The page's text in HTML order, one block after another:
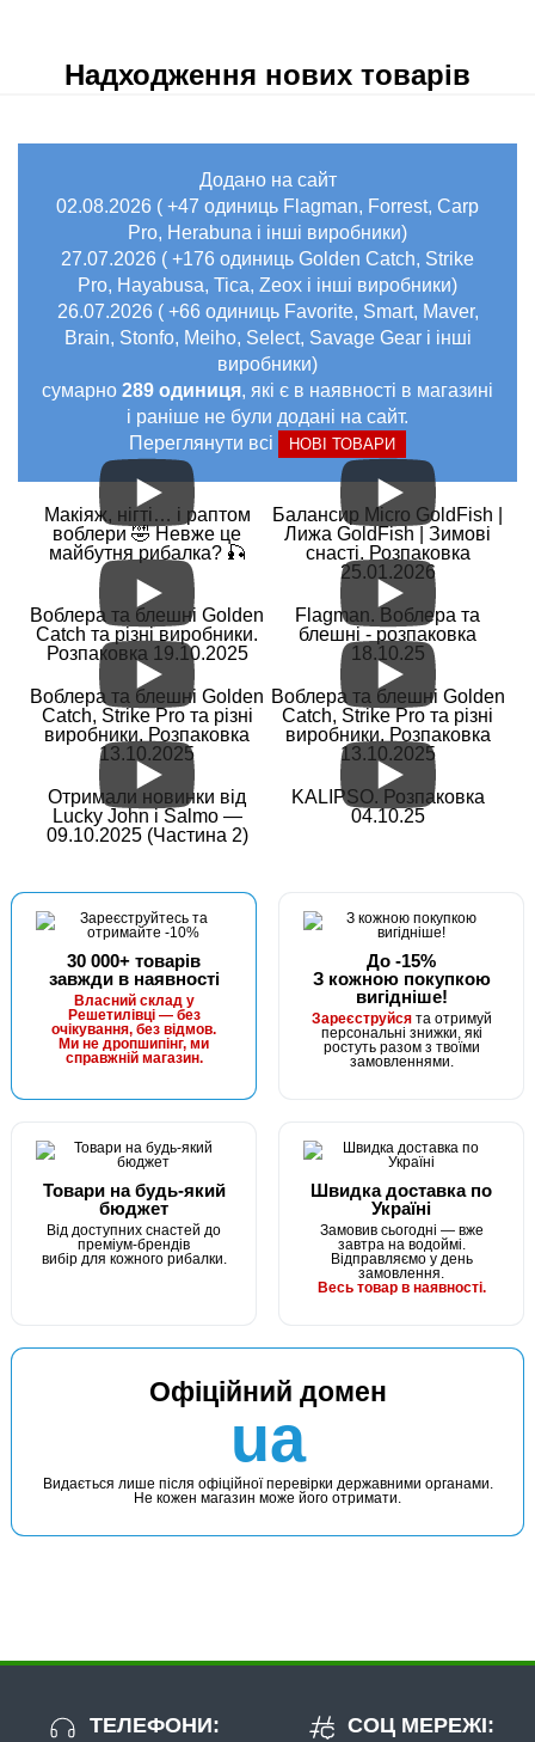
Надходження нових товарів
Додано на сайт
02.08.2026 ( +47 одиниць Flagman, Forrest, Carp
Pro, Herabuna і інші виробники)
27.07.2026 ( +176 одиниць Golden Catch, Strike
Pro, Hayabusa, Tica, Zeox і інші виробники)
26.07.2026 ( +66 одиниць Favorite, Smart, Maver,
Brain, Stonfo, Meiho, Select, Savage Gear і інші
виробники)
сумарно 289 одиниця, які є в наявності в магазині
і раніше не були додані на сайт.
Переглянути всі
НОВІ ТОВАРИ
Макіяж, нігті… і раптом
воблери 🤣 Невже це
майбутня рибалка? 🎣
Балансир Micro GoldFish |
Лижа GoldFish | Зимові
снасті. Розпаковка
25.01.2026
Воблера та блешні Golden
Catch та різні виробники.
Розпаковка 19.10.2025
Flagman. Воблера та
блешні - розпаковка
18.10.25
Воблера та блешні Golden
Catch, Strike Pro та різні
виробники. Розпаковка
13.10.2025
Воблера та блешні Golden
Catch, Strike Pro та різні
виробники. Розпаковка
13.10.2025
Отримали новинки від
Lucky John і Salmo —
09.10.2025 (Частина 2)
KALIPSO. Розпаковка
04.10.25
30 000+ товарів
завжди в наявності
Власний склад у
Решетилівці — без
очікування, без відмов.
Ми не дропшипінг, ми
справжній магазин.
До -15%
З кожною покупкою
вигідніше!
Зареєструйсята отримуй
персональні знижки, які
ростуть разом з твоїми
замовленнями.
Товари на будь-який
бюджет
Від доступних снастей до
преміум-брендів
вибір для кожного рибалки.
Швидка доставка по
Україні
Замовив сьогодні — вже
завтра на водоймі.
Відправляємо у день
замовлення.
Весь товар в наявності.
Офіційний домен
ua
Видається лише після офіційної перевірки державними органами.
Не кожен магазин може його отримати.
ТЕЛЕФОНИ: СОЦ МЕРЕЖІ: